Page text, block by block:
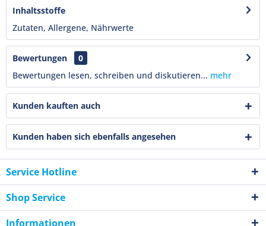
Inhaltsstoffe
Zutaten, Allergene, Nährwerte
Bewertungen
0
Bewertungen lesen, schreiben und diskutieren... mehr
Kunden kauften auch
Kunden haben sich ebenfalls angesehen
Service Hotline
Shop Service
Informationen